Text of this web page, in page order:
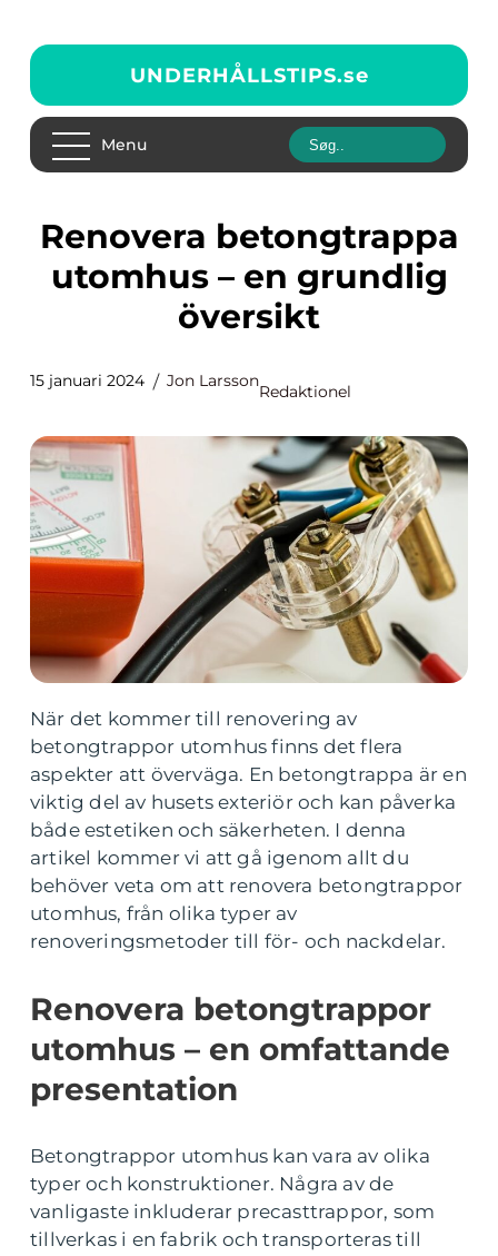
UNDERHÅLLSTIPS.se
Menu
Renovera betongtrappa
utomhus – en grundlig
översikt
15 januari 2024 Jon Larsson
Redaktionel
När det kommer till renovering av
betongtrappor utomhus finns det flera
aspekter att överväga. En betongtrappa är en
viktig del av husets exteriör och kan påverka
både estetiken och säkerheten. I denna
artikel kommer vi att gå igenom allt du
behöver veta om att renovera betongtrappor
utomhus, från olika typer av
renoveringsmetoder till för- och nackdelar.
Renovera betongtrappor
utomhus – en omfattande
presentation
Betongtrappor utomhus kan vara av olika
typer och konstruktioner. Några av de
vanligaste inkluderar precasttrappor, som
tillverkas i en fabrik och transporteras till